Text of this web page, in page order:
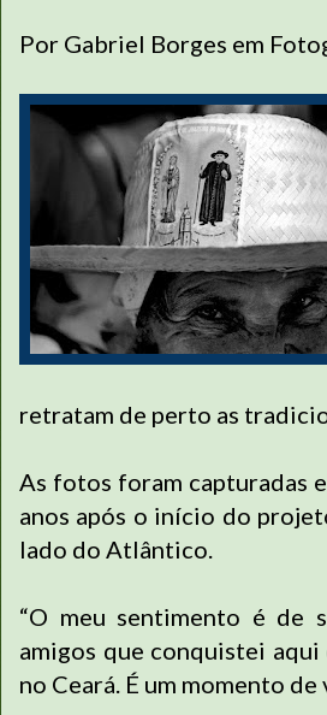
Por Gabriel Borges em
retratam de perto as
As fotos foram capturadas
anos após o início do
lado do Atlântico.
“O meu sentimento é de
amigos que conquistei
no Ceará. É um momento